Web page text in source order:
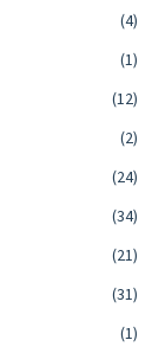
(4)
(1)
(12)
(2)
(24)
(34)
(21)
(31)
(1)